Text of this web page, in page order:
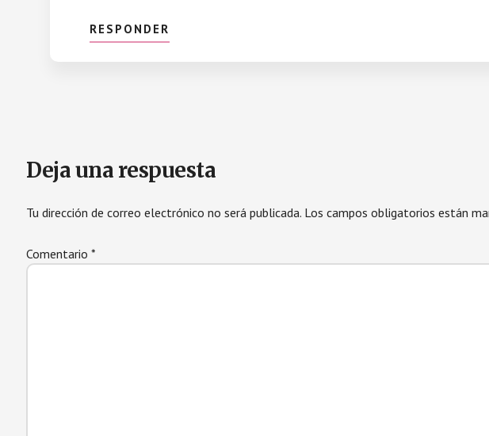
RESPONDER
Deja una respuesta
Tu dirección de correo electrónico no será publicada. Los campos obligatorios están
Comentario *